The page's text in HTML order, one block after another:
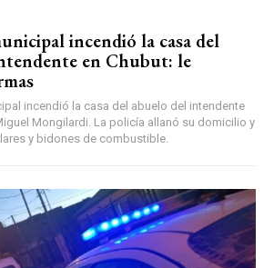
incendió la casa del
en Chubut: le
incendió la casa del abuelo del intendente
Mongilardi. La policía allanó su domicilio y
y bidones de combustible.